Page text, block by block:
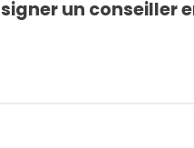
un conseiller